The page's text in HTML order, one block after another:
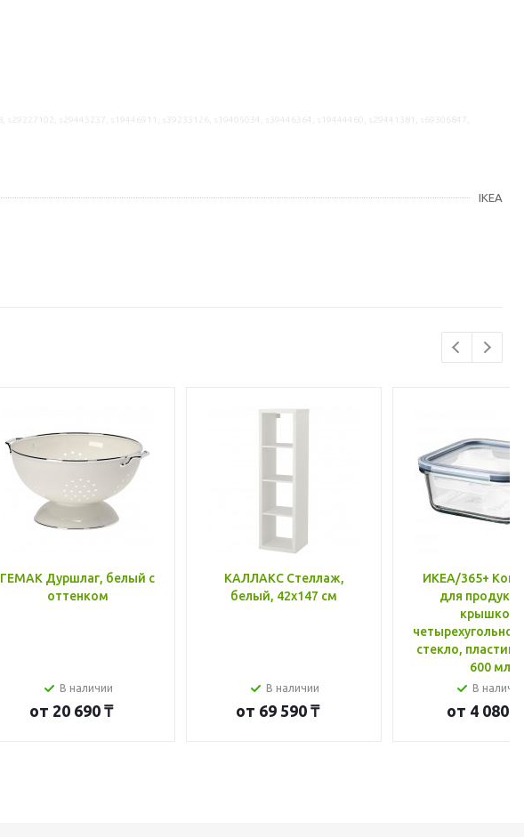
IKEA
ГЕМАК Дуршлаг, белый с
оттенком
В наличии
от 20 690 ₸
КАЛЛАКС Стеллаж,
белый, 42x147 см
В наличии
от 69 590 ₸
ИКЕА/365+
для
крышкой,
стекло, пластик
600 мл
В
от 4 080 ₸